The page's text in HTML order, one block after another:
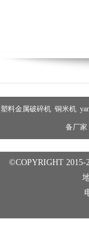
塑料金属破碎机 铜米机
备厂家
©COPYRIGHT 2015-